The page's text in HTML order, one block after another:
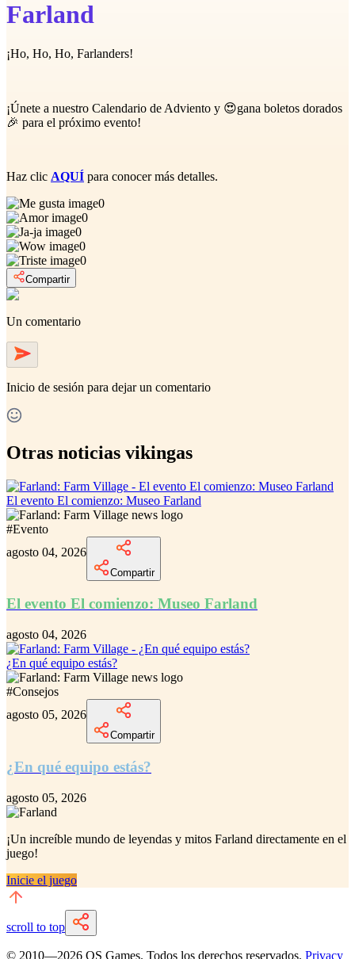
Farland
¡Ho, Ho, Ho, Farlanders!
¡Únete a nuestro Calendario de Adviento y 😍gana boletos dorados
🎉 para el próximo evento!
Haz clic AQUÍ para conocer más detalles.
0
0
0
0
0
Compartir
Un comentario
Inicio de sesión para dejar un comentario
Otras noticias vikingas
El evento El comienzo: Museo Farland
#Evento
agosto 04, 2026
Compartir
El evento El comienzo: Museo Farland
agosto 04, 2026
¿En qué equipo estás?
#Consejos
agosto 05, 2026
Compartir
¿En qué equipo estás?
agosto 05, 2026
¡Un increíble mundo de leyendas y mitos Farland directamente en el
juego!
Inicie el juego
scroll to top
© 2010—2026 QS Games. Todos los derechos reservados. Privacy